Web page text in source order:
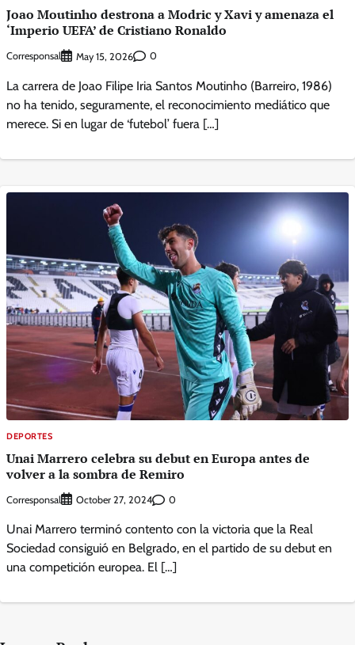
Joao Moutinho destrona a Modric y Xavi y amenaza el
‘Imperio UEFA’ de Cristiano Ronaldo
Corresponsal May 15, 2026 0
La carrera de Joao Filipe Iria Santos Moutinho (Barreiro, 1986)
no ha tenido, seguramente, el reconocimiento mediático que
merece. Si en lugar de ‘futebol’ fuera […]
DEPORTES
Unai Marrero celebra su debut en Europa antes de
volver a la sombra de Remiro
Corresponsal October 27, 2024 0
Unai Marrero terminó contento con la victoria que la Real
Sociedad consiguió en Belgrado, en el partido de su debut en
una competición europea. El […]